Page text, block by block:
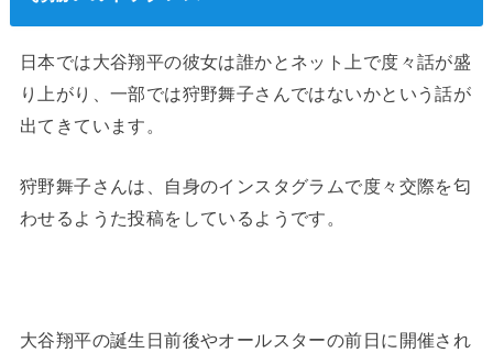
日本では大谷翔平の彼女は誰かとネット上で度々話が盛
り上がり、一部では狩野舞子さんではないかという話が
出てきています。
狩野舞子さんは、自身のインスタグラムで度々交際を匂
わせるようた投稿をしているようです。
大谷翔平の誕生日前後やオールスターの前日に開催され